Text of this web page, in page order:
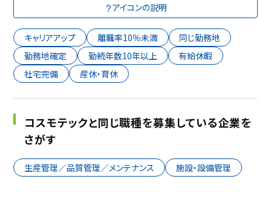
アイコンの説明
キャリアアップ 離職率10％未満
同じ勤務地
勤務地確定
勤続年数10年以上
有給休暇
社宅完備
産休・育休
コスモテックと同じ職種を募集している企業を
さがす
生産管理／品質管理／メンテナンス 施設・設備管理